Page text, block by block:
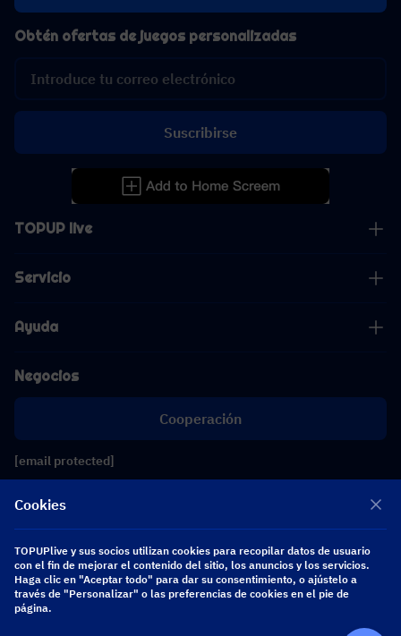
TOPUP live
Servicio
Ayuda
Negocios
Cooperación
[email protected]
Obtén ofertas de juegos personalizadas
Suscribirse
Copyright 2026 SEA WHALE TECHNOLOGY PTE.LTD. All Rights Reserved.
Cookies
TOPUPlive y sus socios utilizan cookies para recopilar datos de usuario
con el fin de mejorar el contenido del sitio, los anuncios y los servicios.
Haga clic en "Aceptar todo" para dar su consentimiento, o ajústelo a
través de "Personalizar" o las preferencias de cookies en el pie de
página.